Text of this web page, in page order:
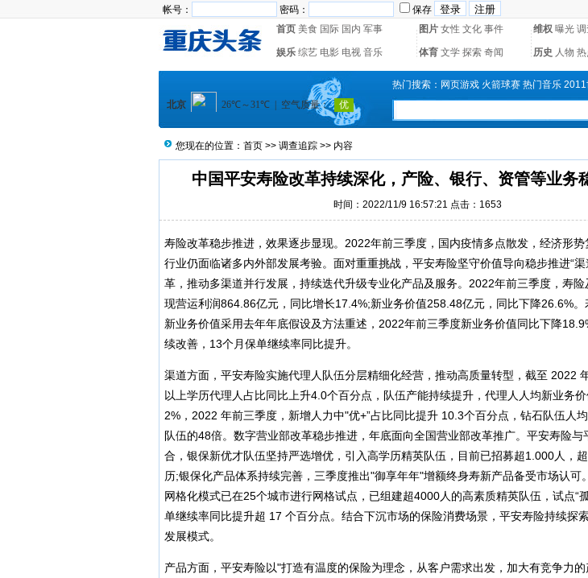
帐号： 密码： 保存
首页 美食 国际 国内 军事 图片 女性 文化 事件 维权 曝光 调
娱乐 综艺 电影 电视 音乐 体育 文学 探索 奇闻 历史 人物 热
热门搜索： 网页游戏 火箭球赛 热门音乐 2011
您现在的位置： 首页 >> 调查追踪 >> 内容
中国平安寿险改革持续深化，产险、银行、资管等业务
时间：2022/11/9 16:57:21 点击：1653
寿险改革稳步推进，效果逐步显现。2022年前三季度，国内疫情多点散发，经济形
行业仍面临诸多内外部发展考验。面对重重挑战，平安寿险坚守价值导向稳步推进“渠
革，推动多渠道并行发展，持续迭代升级专业化产品及服务。2022年前三季度，寿
现营运利润864.86亿元，同比增长17.4%;新业务价值258.48亿元，同比下降26.6%
新业务价值采用去年年底假设及方法重述，2022年前三季度新业务价值同比下降
续改善，13个月保单继续率同比提升。
渠道方面，平安寿险实施代理人队伍分层精细化经营，推动高质量转型，截至 2022
以上学历代理人占比同比上升4.0个百分点，队伍产能持续提升，代理人人均新业务
2%，2022 年前三季度，新增人力中"优+”占比同比提升 10.3个百分点，钻石队伍人
队伍的48倍。数字营业部改革稳步推进，年底面向全国营业部改革推广。平安寿险与
合，银保新优才队伍坚持严选增优，引入高学历精英队伍，目前已招募超1.000人，
历;银保化产品体系持续完善，三季度推出"御享年年"增额终身寿新产品备受市场认可
网格化模式已在25个城市进行网格试点，已组建超4000人的高素质精英队伍，试点“
单继续率同比提升超 17 个百分点。结合下沉市场的保险消费场景，平安寿险持续探
发展模式。
产品方面，平安寿险以"打造有温度的保险为理念，从客户需求出发，加大有竞争力